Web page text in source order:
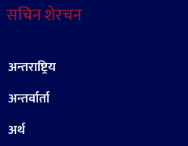
सचिन शेरचन
अन्तराष्ट्रिय
अन्तर्वार्ता
अर्थ